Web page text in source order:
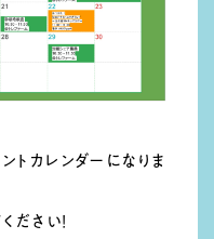
トカレンダーになりま
ださい！